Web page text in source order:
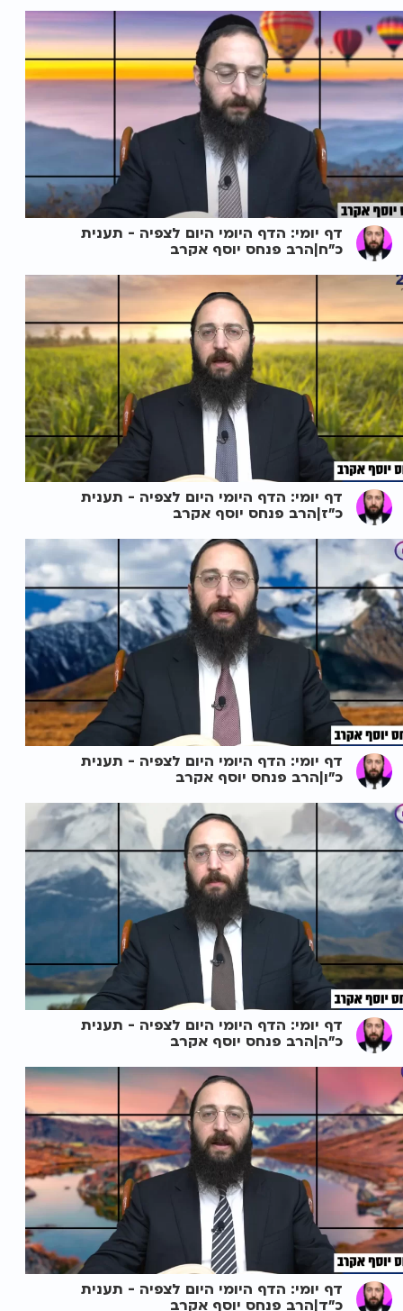
דף יומי: הדף היומי היום לצפיה - תענית
כ"ח|הרב פנחס יוסף אקרב
דף יומי: הדף היומי היום לצפיה - תענית
כ"ז|הרב פנחס יוסף אקרב
דף יומי: הדף היומי היום לצפיה - תענית
כ"ו|הרב פנחס יוסף אקרב
דף יומי: הדף היומי היום לצפיה - תענית
כ"ה|הרב פנחס יוסף אקרב
דף יומי: הדף היומי היום לצפיה - תענית
כ"ד|הרב פנחס יוסף אקרב